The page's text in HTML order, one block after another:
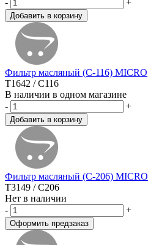
Фильтр масляный (C-116) MICRO
T1642 / C116
В наличии в одном магазине
-
+
Фильтр масляный (C-206) MICRO
T3149 / C206
Нет в наличии
-
+